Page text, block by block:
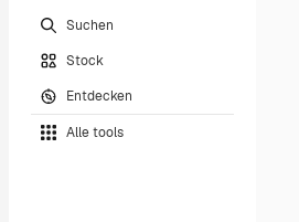
Suchen
Stock
Entdecken
Alle tools